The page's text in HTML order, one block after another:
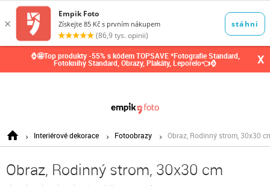
⌚🤩Top produkty -55% s kódem TOPSAVE *Fotografie Standard,
Fotoknihy Standard, Obrazy, Plakáty, Leporelo👈⌚ X
Interiérové dekorace Fotoobrazy Obraz, Rodinný strom, 30x30
Obraz, Rodinný strom, 30x30 cm